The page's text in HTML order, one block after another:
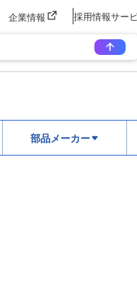
企業情報 採用情報サー
部品メーカー